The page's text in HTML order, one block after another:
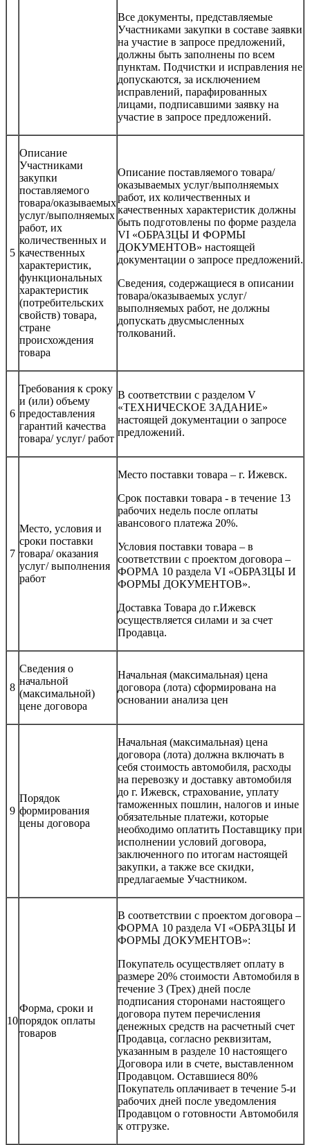
Все документы, представляемые
Участниками закупки в составе заявки
на участие в запросе предложений,
должны быть заполнены по всем
пунктам. Подчистки и исправления не
допускаются, за исключением
исправлений, парафированных
лицами, подписавшими заявку на
участие в запросе предложений.
5
Описание
Участниками
закупки
поставляемого
товара/оказываемых
услуг/выполняемых
работ, их
количественных и
качественных
характеристик,
функциональных
характеристик
(потребительских
свойств) товара,
стране
происхождения
товара
Описание поставляемого товара/
оказываемых услуг/выполняемых
работ, их количественных и
качественных характеристик должны
быть подготовлены по форме раздела
VI «ОБРАЗЦЫ И ФОРМЫ
ДОКУМЕНТОВ» настоящей
документации о запросе предложений.
Сведения, содержащиеся в описании
товара/оказываемых услуг/
выполняемых работ, не должны
допускать двусмысленных
толкований.
6
Требования к сроку
и (или) объему
предоставления
гарантий качества
товара/ услуг/ работ
В соответствии с разделом V
«ТЕХНИЧЕСКОЕ ЗАДАНИЕ»
настоящей документации о запросе
предложений.
7
Место, условия и
сроки поставки
товара/ оказания
услуг/ выполнения
работ
Место поставки товара – г. Ижевск.
Срок поставки товара - в течение 13
рабочих недель после оплаты
авансового платежа 20%.
Условия поставки товара – в
соответствии с проектом договора –
ФОРМА 10 раздела VI «ОБРАЗЦЫ И
ФОРМЫ ДОКУМЕНТОВ».
Доставка Товара до г.Ижевск
осуществляется силами и за счет
Продавца.
8
Сведения о
начальной
(максимальной)
цене договора
Начальная (максимальная) цена
договора (лота) сформирована на
основании анализа цен
9
Порядок
формирования
цены договора
Начальная (максимальная) цена
договора (лота) должна включать в
себя стоимость автомобиля, расходы
на перевозку и доставку автомобиля
до г. Ижевск, страхование, уплату
таможенных пошлин, налогов и иные
обязательные платежи, которые
необходимо оплатить Поставщику при
исполнении условий договора,
заключенного по итогам настоящей
закупки, а также все скидки,
предлагаемые Участником.
10
Форма, сроки и
порядок оплаты
товаров
В соответствии с проектом договора –
ФОРМА 10 раздела VI «ОБРАЗЦЫ И
ФОРМЫ ДОКУМЕНТОВ»:
Покупатель осуществляет оплату в
размере 20% стоимости Автомобиля в
течение 3 (Трех) дней после
подписания сторонами настоящего
договора путем перечисления
денежных средств на расчетный счет
Продавца, согласно реквизитам,
указанным в разделе 10 настоящего
Договора или в счете, выставленном
Продавцом. Оставшиеся 80%
Покупатель оплачивает в течение 5-и
рабочих дней после уведомления
Продавцом о готовности Автомобиля
к отгрузке.